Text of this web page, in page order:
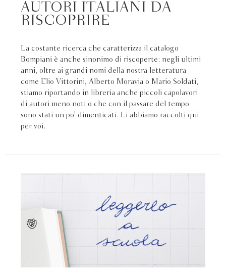
AUTORI ITALIANI DA
RISCOPRIRE
La costante ricerca che caratterizza il catalogo
Bompiani è anche sinonimo di riscoperte: negli ultimi
anni, oltre ai grandi nomi della nostra letteratura
come Elio Vittorini, Alberto Moravia o Mario Soldati,
stiamo riportando in libreria anche piccoli capolavori
di autori meno noti o che con il passare del tempo
sono stati un po' dimenticati. Li abbiamo raccolti qui
per voi.